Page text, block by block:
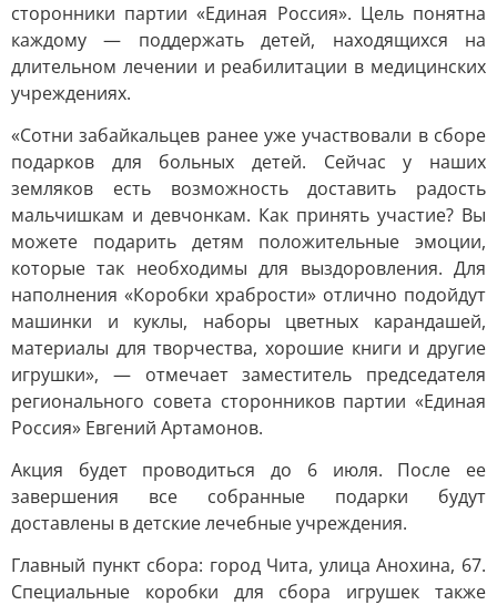
сторонники партии «Единая Россия». Цель понятна
каждому — поддержать детей, находящихся на
длительном лечении и реабилитации в медицинских
учреждениях.
«Сотни забайкальцев ранее уже участвовали в сборе
подарков для больных детей. Сейчас у наших
земляков есть возможность доставить радость
мальчишкам и девчонкам. Как принять участие? Вы
можете подарить детям положительные эмоции,
которые так необходимы для выздоровления. Для
наполнения «Коробки храбрости» отлично подойдут
машинки и куклы, наборы цветных карандашей,
материалы для творчества, хорошие книги и другие
игрушки», — отмечает заместитель председателя
регионального совета сторонников партии «Единая
Россия» Евгений Артамонов.
Акция будет проводиться до 6 июля. После ее
завершения все собранные подарки будут
доставлены в детские лечебные учреждения.
Главный пункт сбора: город Чита, улица Анохина, 67.
Специальные коробки для сбора игрушек также